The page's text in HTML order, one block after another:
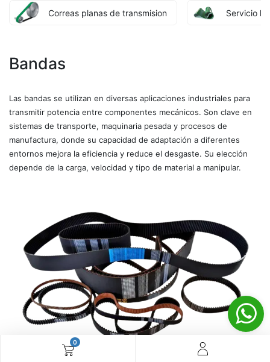
0
Correas planas de transmision Servicio
Bandas
Las bandas se utilizan en diversas aplicaciones industriales para
transmitir potencia entre componentes mecánicos. Son clave en
sistemas de transporte, maquinaria pesada y procesos de
manufactura, donde su capacidad de adaptación a diferentes
entornos mejora la eficiencia y reduce el desgaste. Su elección
depende de la carga, velocidad y tipo de material a manipular.